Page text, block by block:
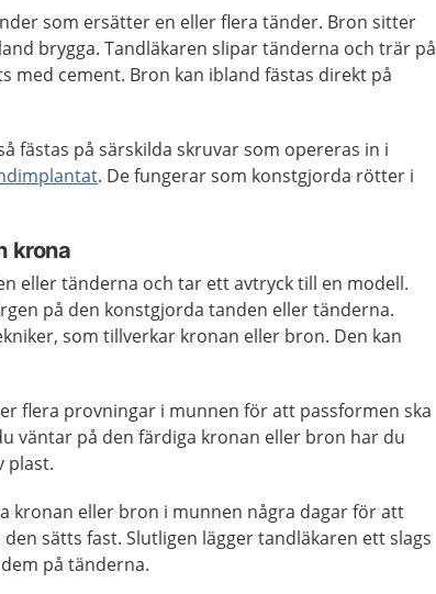
som ersätter en eller flera tänder. Bron sitter
brygga. Tandläkaren slipar tänderna och trär på
med cement. Bron kan ibland fästas direkt på
fästas på särskilda skruvar som opereras in i
. De fungerar som konstgjorda rötter i
krona
eller tänderna och tar ett avtryck till en modell.
på den konstgjorda tanden eller tänderna.
som tillverkar kronan eller bron. Den kan
flera provningar i munnen för att passformen ska
väntar på den färdiga kronan eller bron har du
plast.
kronan eller bron i munnen några dagar för att
sätts fast. Slutligen lägger tandläkaren ett slags
på tänderna.